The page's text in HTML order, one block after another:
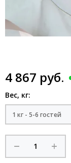
4 867 руб.
Вес, кг: